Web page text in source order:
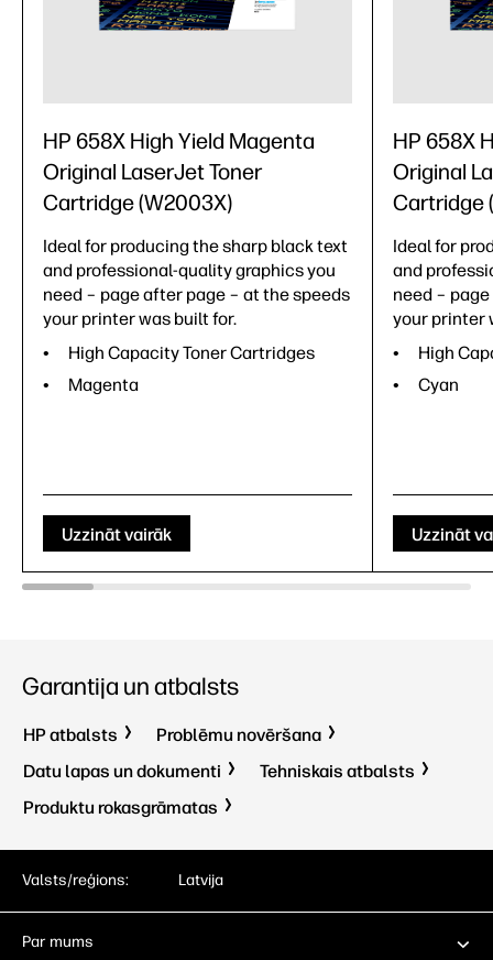
HP 658X High Yield Magenta
Original LaserJet Toner
Cartridge (W2003X)
Ideal for producing the sharp black text
and professional-quality graphics you
need – page after page – at the speeds
your printer was built for.
High Capacity Toner Cartridges
Magenta
Uzzināt vairāk
HP 658X
Original
Cartridge
Ideal for
and
need –
your printer
High
Cyan
Uzzināt
Garantija un atbalsts
HP atbalsts
Problēmu novēršana
Datu lapas un dokumenti
Tehniskais atbalsts
Produktu rokasgrāmatas
Valsts/reģions: Latvija
Par mums